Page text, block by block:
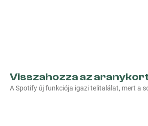
Visszahozza az
A Spotify új funkciója igazi telitalálat, mert a